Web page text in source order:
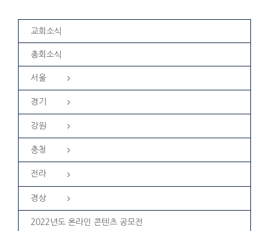
교회소식
총회소식
서울
경기
강원
충청
전라
경상
2022년도 온라인 콘텐츠 공모전